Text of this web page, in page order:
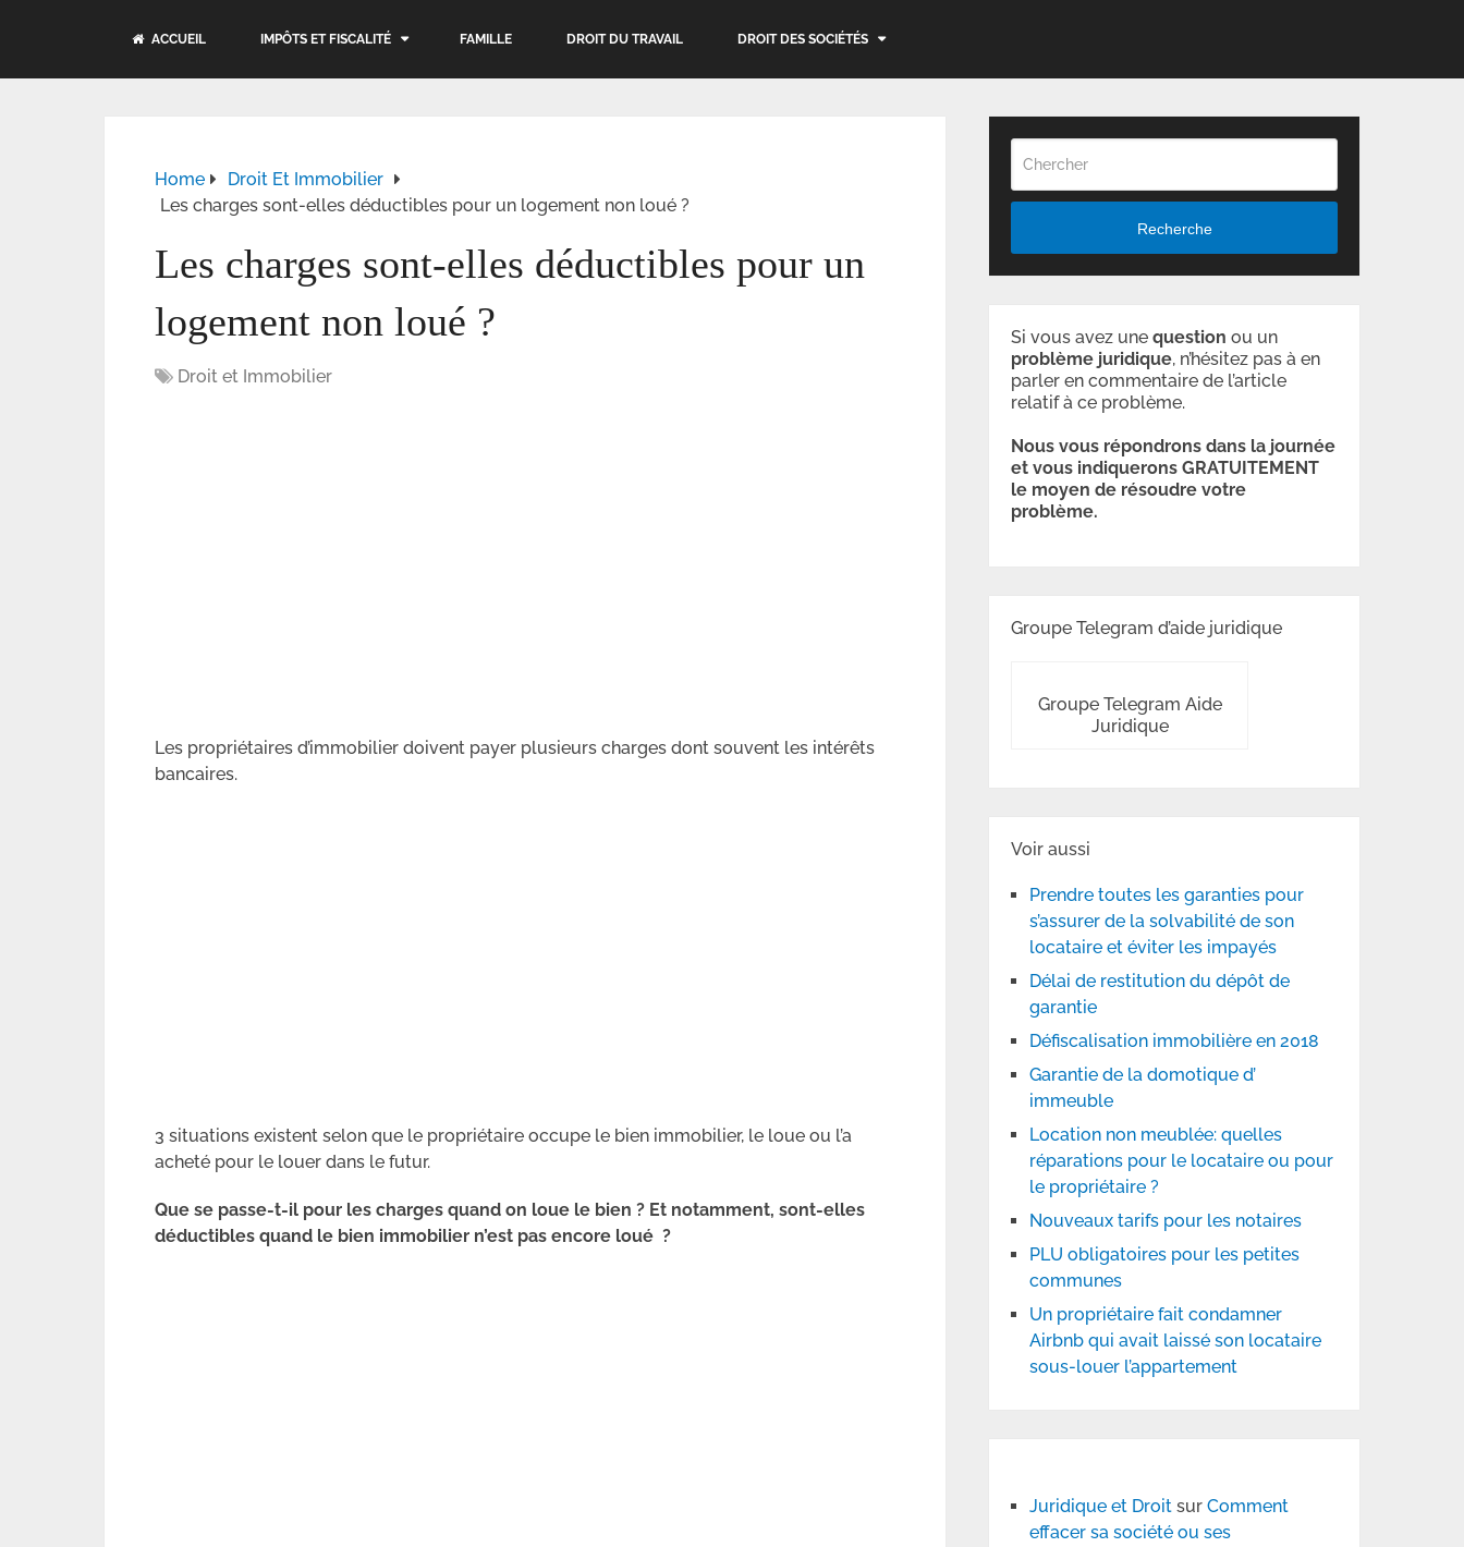
ACCUEIL IMPÔTS ET FISCALITÉ FAMILLE DROIT DU TRAVAIL DROIT DES SOCIÉTÉS
Home
Droit Et Immobilier
Les charges sont-elles déductibles pour un logement non loué ?
Les charges sont-elles déductibles pour un
logement non loué ?
Droit et Immobilier
Les propriétaires d’immobilier doivent payer plusieurs charges dont souvent les intérêts
bancaires.
3 situations existent selon que le propriétaire occupe le bien immobilier, le loue ou l’a
acheté pour le louer dans le futur.
Que se passe-t-il pour les charges quand on loue le bien ? Et notamment, sont-elles
déductibles quand le bien immobilier n’est pas encore loué ?
Recherche
Si vous avez unequestion ou un
problème juridique, n’hésitez pas à en
parler en commentaire de l’article
relatif à ce problème.
Nous vous répondrons dans la journée
et vous indiquerons GRATUITEMENT
le moyen de résoudre votre
problème.
Groupe Telegram d’aide juridique
Groupe Telegram Aide
Juridique
Voir aussi
Prendre toutes les garanties pour
s’assurer de la solvabilité de son
locataire et éviter les impayés
Délai de restitution du dépôt de
garantie
Défiscalisation immobilière en 2018
Garantie de la domotique d’
immeuble
Location non meublée: quelles
réparations pour le locataire ou pour
le propriétaire ?
Nouveaux tarifs pour les notaires
PLU obligatoires pour les petites
communes
Un propriétaire fait condamner
Airbnb qui avait laissé son locataire
sous-louer l’appartement
Juridique et Droit surComment
effacer sa société ou ses